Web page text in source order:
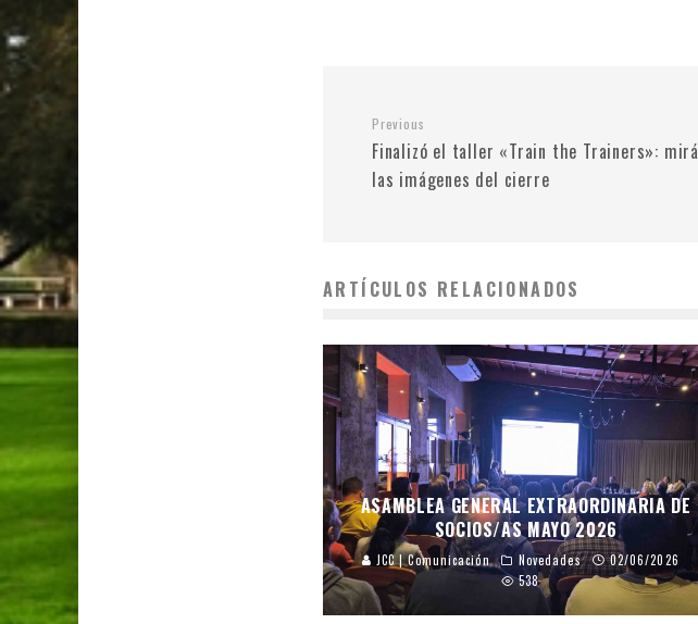
Previous
Finalizó el taller «Train the Trainers»: mirá
las imágenes del cierre
ARTÍCULOS RELACIONADOS
ASAMBLEA GENERAL EXTRAORDINARIA DE
SOCIOS/AS MAYO 2026
JCC | Comunicación Novedades
02/06/2026
538